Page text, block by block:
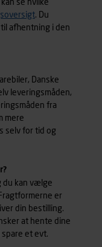
se hvilke
. Du
afhentning i den
Danske
leveringsmåden,
fra
mere
selv for tid og
du kan vælge
er
din bestilling.
at hente dine
et evt.